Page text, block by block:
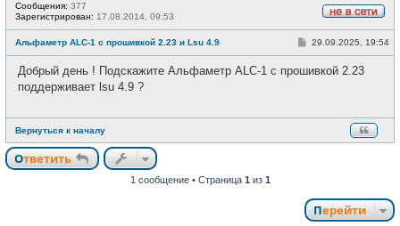
в
с
Сообщения: 377
Зарегистрирован: 17.08.2014, 09:53
Альфаметр ALC-1 с прошивкой 2.23 и Lsu 4.9
С
б
и
29.09.2025, 19:54
Добрый день ! Подскажите Альфаметр ALC-1 с прошивкой 2.23
поддерживает lsu 4.9 ?
Вернуться к началу
Ответить
1 сообщение • Страница 1 из 1
Перейти